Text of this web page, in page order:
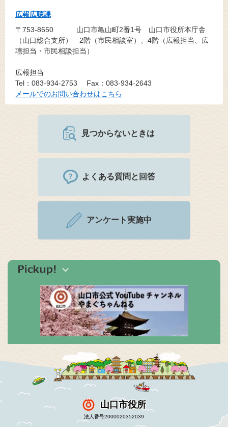
広報広聴課
〒753-8650
山口市亀山町2番1号 山口市役所本庁舎
（山口総合支所） 2階（市民相談室）、4階（広報担当、広
聴担当・市民相談担当）
広報担当
Tel：083-934-2753
Fax：083-934-2643
メールでのお問い合わせはこちら
見つからないときは
よくある質問と回答
アンケート実施中
山口市役所
法人番号2000020352039